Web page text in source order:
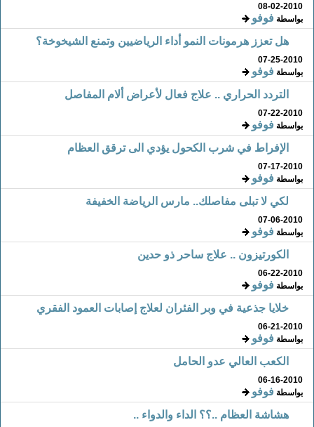
08-02-2010
بواسطةفوفو
هل تعزز هرمونات النمو أداء الرياضيين وتمنع الشيخوخة؟
07-25-2010
بواسطةفوفو
التردد الحراري .. علاج فعال لأعراض ألام المفاصل
07-22-2010
بواسطةفوفو
الإفراط في شرب الكحول يؤدي الى ترقق العظام
07-17-2010
بواسطةفوفو
لكي لا تبلى مفاصلك.. مارس الرياضة الخفيفة
07-06-2010
بواسطةفوفو
الكورتيزون .. علاج ساحر ذو حدين
06-22-2010
بواسطةفوفو
خلايا جذعية في وبر الفئران لعلاج إصابات العمود الفقري
06-21-2010
بواسطةفوفو
الكعب العالي عدو الحامل
06-16-2010
بواسطةفوفو
هشاشة العظام ..؟؟ الداء والدواء ..